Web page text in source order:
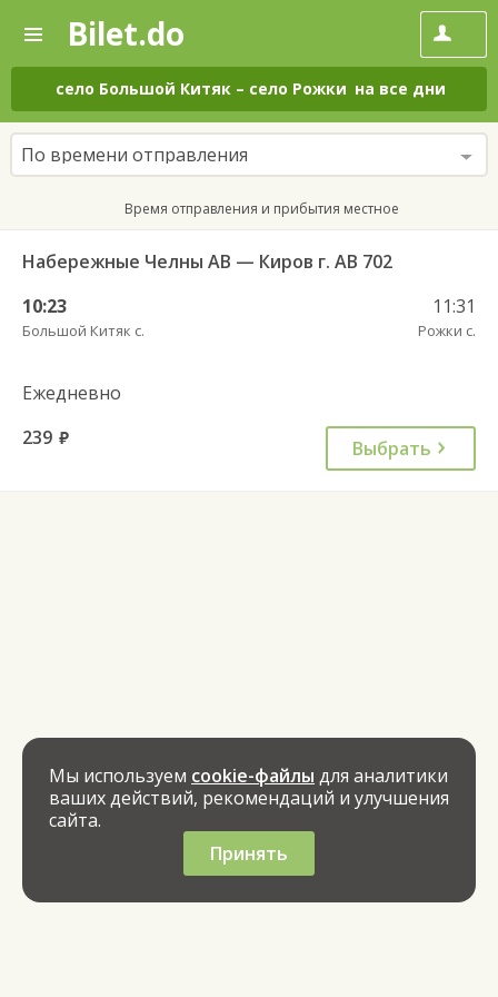
—
Поиск
и
покупка
билетов
на
автобус
онлайн
Bilet.do
село Большой Китяк – село Рожки на все дни
По времени отправления
Время отправления и прибытия местное
Набережные Челны АВ — Киров г. АВ 702
10:23
Большой Китяк с.
11:31
Рожки с.
Ежедневно
239 руб. Выбрать
Мы используем cookie-файлы для аналитики
ваших действий, рекомендаций и улучшения
сайта.
Принять